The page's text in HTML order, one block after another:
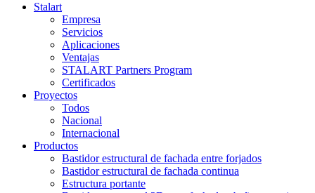
Stalart
Empresa
Servicios
Aplicaciones
Ventajas
STALART Partners Program
Certificados
Proyectos
Todos
Nacional
Internacional
Productos
Bastidor estructural de fachada entre forjados
Bastidor estructural de fachada continua
Estructura portante